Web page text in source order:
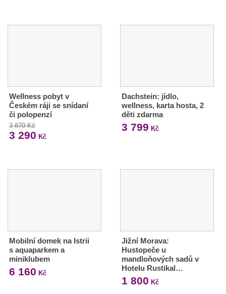
Wellness pobyt v
Českém ráji se snídaní
či polopenzí
3 870 Kč
3 290 Kč
Dachstein: jídlo,
wellness, karta hosta, 2
děti zdarma
3 799 Kč
Mobilní domek na Istrii
s aquaparkem a
miniklubem
6 160 Kč
Jižní Morava:
Hustopeče u
mandloňových sadů v
Hotelu Rustikal…
1 800 Kč